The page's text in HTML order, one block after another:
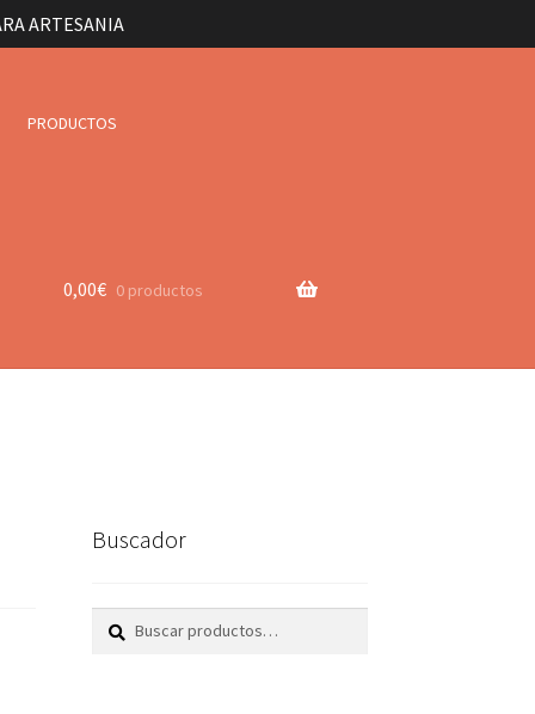
ARTESANIA
PRODUCTOS
0,00€ 0 productos
Buscador
Buscar
Buscar